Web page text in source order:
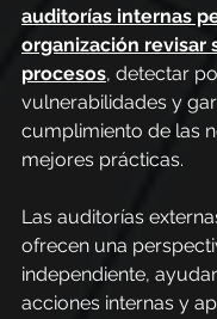
auditorías internas
organización revisar
procesos, detectar
vulnerabilidades y
cumplimiento de las
mejores prácticas.
Las auditorías
ofrecen una
independiente,
acciones internas y